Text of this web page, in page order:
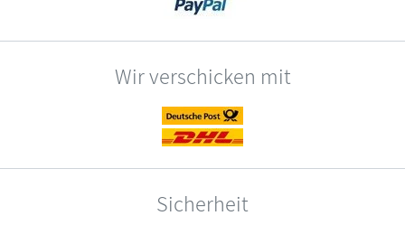
Wir verschicken mit
Sicherheit